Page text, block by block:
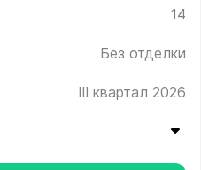
14
Без отделки
III квартал 2026